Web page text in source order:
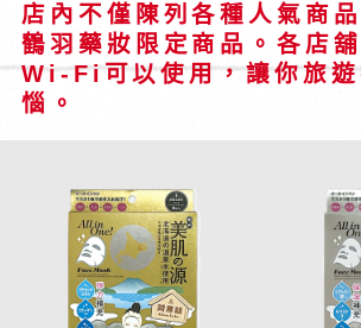
店內不僅陳列各種人氣商
鶴羽藥妝限定商品。各店
Wi-Fi可以使用，讓你旅遊
惱。